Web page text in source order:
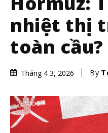
nhiệt thị
toàn cầu?
Tháng 4 3, 2026 By